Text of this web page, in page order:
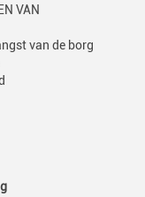
VAN
van de borg